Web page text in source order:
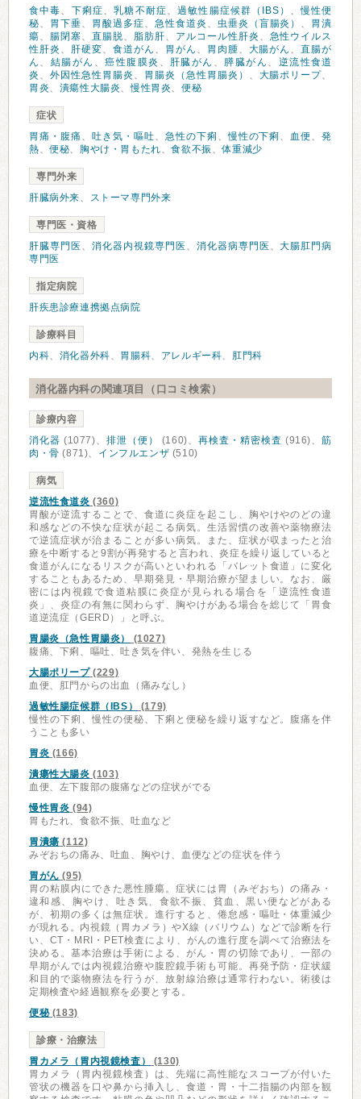
食中毒、 下痢症、乳糖不耐症、過敏性腸症候群（IBS） 、慢性便
秘、 胃下垂、 胃酸過多症、 急性食道炎 、 虫垂炎（盲腸炎） 、 胃潰
瘍、 腸閉塞、 直腸脱、 脂肪肝、 アルコール性肝炎 、 急性ウイルス
性肝炎 、 肝硬変、 食道がん 、 胃がん 、 胃肉腫、 大腸がん 、直腸が
ん 、 結腸がん 、癌性腹膜炎 、 肝臓がん 、 膵臓がん 、 逆流性食道
炎 、 外因性急性胃腸炎 、 胃腸炎（急性胃腸炎） 、 大腸ポリープ、
胃炎、 潰瘍性大腸炎、慢性胃炎、便秘
症状
胃痛・腹痛 、 吐き気・嘔吐、 急性の下痢 、慢性の下痢 、 血便、発
熱、便秘、 胸やけ・胃もたれ、食欲不振 、体重減少
専門外来
肝臓病外来、 ストーマ専門外来
専門医・資格
肝臓専門医 、 消化器内視鏡専門医 、 消化器病専門医 、大腸肛門病
専門医
指定病院
肝疾患診療連携拠点病院
診療科目
内科、 消化器外科、 胃腸科、 アレルギー科、 肛門科
消化器内科の関連項目（口コミ検索）
診療内容
消化器 (1077)、 排泄（便） (160)、再検査・精密検査 (916)、筋
肉・骨 (871)、 インフルエンザ (510)
病気
逆流性食道炎 (360)
胃酸が逆流することで、食道に炎症を起こし、胸やけやのどの違
和感などの不快な症状が起こる病気。生活習慣の改善や薬物療法
で逆流症状が治まることが多い病気。また、症状が収まったと治
療を中断すると9割が再発すると言われ、炎症を繰り返していると
食道がんになるリスクが高いといわれる「バレット食道」に変化
することもあるため、早期発見・早期治療が望ましい。なお、厳
密には内視鏡で食道粘膜に炎症が見られる場合を「逆流性食道
炎」、炎症の有無に関わらず、胸やけがある場合を総じて「胃食
道逆流症（GERD）」と呼ぶ。
胃腸炎（急性胃腸炎）
(1027)
腹痛、下痢、嘔吐、吐き気を伴い、発熱を生じる
大腸ポリープ(229)
血便、肛門からの出血（痛みなし）
過敏性腸症候群（IBS）
(179)
慢性の下痢、慢性の便秘、下痢と便秘を繰り返すなど。腹痛を伴
うことも多い
胃炎 (166)
潰瘍性大腸炎 (103)
血便、左下腹部の腹痛などの症状がでる
慢性胃炎 (94)
胃もたれ、食欲不振、吐血など
胃潰瘍 (112)
みぞおちの痛み、吐血、胸やけ、血便などの症状を伴う
胃がん (95)
胃の粘膜内にできた悪性腫瘍。症状には胃（みぞおち）の痛み・
違和感、胸やけ、吐き気、食欲不振、貧血、黒い便などがある
が、初期の多くは無症状。進行すると、倦怠感・嘔吐・体重減少
が現れる。内視鏡（胃カメラ）やX線（バリウム）などで診断を行
い、CT・MRI・PET検査により、がんの進行度を調べて治療法を
決める。基本治療は手術による、がん・胃の切除であり、一部の
早期がんでは内視鏡治療や腹腔鏡手術も可能。再発予防・症状緩
和目的で薬物療法を行うが、放射線治療は通常行わない。術後は
定期検査や経過観察を必要とする。
便秘(183)
診療・治療法
胃カメラ（胃内視鏡検査）
(130)
胃カメラ（胃内視鏡検査）は、先端に高性能なスコープが付いた
管状の機器を口や鼻から挿入し、食道・胃・十二指腸の内部を観